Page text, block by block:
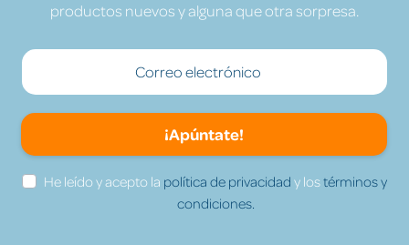
productos nuevos y alguna que otra sorpresa.
¡Apúntate!
He leído y acepto la política de privacidad y lostérminos y
condiciones.